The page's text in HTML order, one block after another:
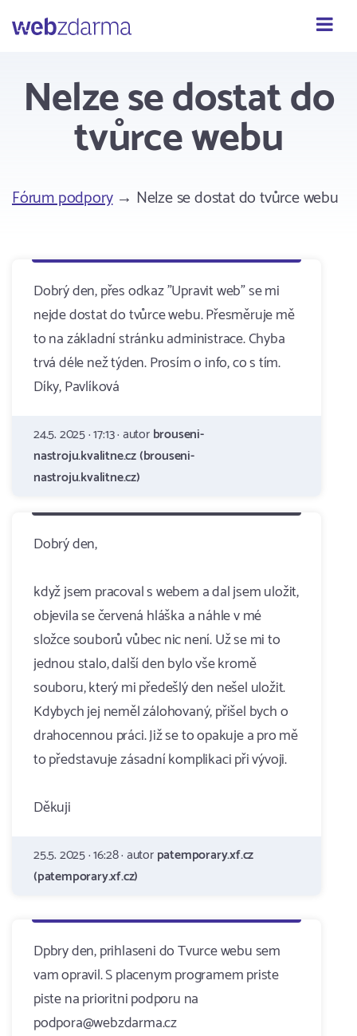
Webzdarma
Nelze se dostat do
tvůrce webu
Fórum podpory→ Nelze se dostat do tvůrce webu
Dobrý den, přes odkaz "Upravit web" se mi
nejde dostat do tvůrce webu. Přesměruje mě
to na základní stránku administrace. Chyba
trvá déle než týden. Prosím o info, co s tím.
Díky, Pavlíková
24.5. 2025 · 17:13 · autorbrouseni-
nastroju.kvalitne.cz (brouseni-
nastroju.kvalitne.cz)
Dobrý den,
když jsem pracoval s webem a dal jsem uložit,
objevila se červená hláška a náhle v mé
složce souborů vůbec nic není. Už se mi to
jednou stalo, další den bylo vše kromě
souboru, který mi předešlý den nešel uložit.
Kdybych jej neměl zálohovaný, přišel bych o
drahocennou práci. Již se to opakuje a pro mě
to představuje zásadní komplikaci při vývoji.
Děkuji
25.5. 2025 · 16:28 · autorpatemporary.xf.cz
(patemporary.xf.cz)
Dpbry den, prihlaseni do Tvurce webu sem
vam opravil. S placenym programem priste
piste na prioritni podporu na
podpora@webzdarma.cz